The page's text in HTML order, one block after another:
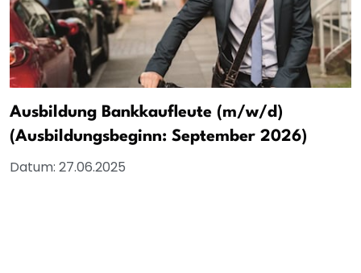
Ausbildung Bankkaufleute (m/w/d)
(Ausbildungsbeginn: September 2026)
Datum: 27.06.2025